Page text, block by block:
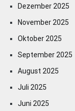
Dezember 2025
November 2025
Oktober 2025
September 2025
August 2025
Juli 2025
Juni 2025